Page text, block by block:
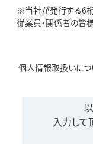
※当社が発行する6
従業員・関係者の皆
個人情報取扱いにつ
入力して